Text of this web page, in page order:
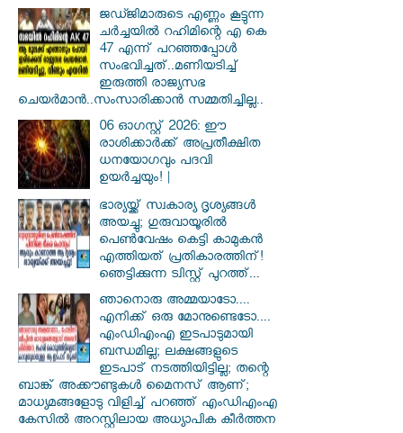
ജഡ്ജിമാരുടെ എണ്ണം കൂട്ടുന്ന
ചർച്ചയിൽ റഹിമിന്റെ എ കെ
47 എന്ന് പറഞ്ഞപ്പോൾ
സംഭവിച്ചത്..മണിയടിച്ച്
ഇരുത്തി രാജ്യസഭ
ചെയർമാൻ..സംസാരിക്കാൻ സമ്മതിച്ചില്ല..
06 ഓഗസ്റ്റ് 2026: ഈ
രാശിക്കാർക്ക് അപ്രതീക്ഷിത
ധനയോഗവും പദവി
ഉയർച്ചയും! |
ഭാര്യയ്ക്ക് സ്വകാര്യ ദൃശ്യങ്ങൾ
അയച്ചു; ഗുരുവായൂരിൽ
പെൺവേഷം കെട്ടി കാമുകൻ
എത്തിയത് പ്രതികാരത്തിന്!
ഞെട്ടിക്കുന്ന ട്വിസ്റ്റ് പുറത്ത്...
ഞാനൊരു അമ്മയാടോ....
എനിക്ക് ഒരു മോനുണ്ടെടോ....
എംഡിഎംഎ ഇടപാടുമായി
ബന്ധമില്ല; ലക്ഷങ്ങളുടെ
ഇടപാട് നടത്തിയിട്ടില്ല; തന്റെ
ബാങ്ക് അക്കൗണ്ടുകൾ മൈനസ് ആണ്;
മാധ്യമങ്ങളോടു വിളിച്ച് പറഞ്ഞ് എംഡിഎംഎ
കേസിൽ അറസ്റ്റിലായ അധ്യാപിക കീർത്തന